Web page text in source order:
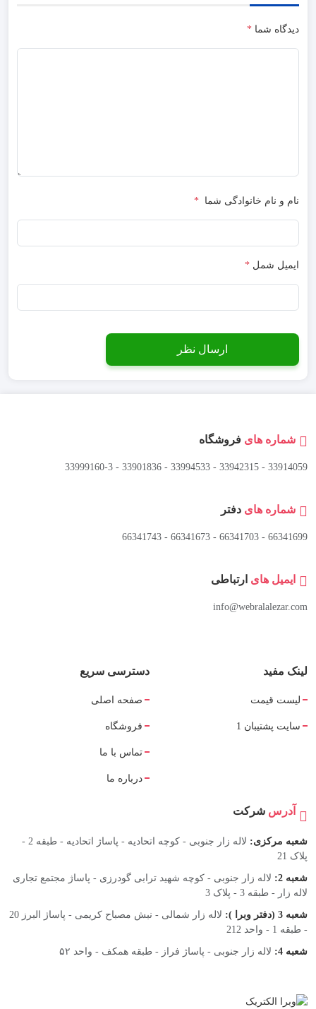
دیدگاه شما *
نام و نام خانوادگی شما *
ایمیل شمل *
شماره های فروشگاه
33914059 - 33942315 - 33994533 - 33901836 - 33999160-3 ​
شماره های دفتر
66341699 - 66341703 - 66341673 - 66341743
ایمیل های ارتباطی
info@webralalezar.com
لینک مفید
لیست قیمت
سایت پشتیبان 1
دسترسی سریع
صفحه اصلی
فروشگاه
تماس با ما
درباره ما
آدرس شرکت
شعبه مرکزی:
لاله زار جنوبی - کوچه اتحادیه - پاساژ اتحادیه - طبقه 2 -
پلاک 21
شعبه 2:
لاله زار جنوبی - کوچه شهید ترابی گودرزی - پاساژ مجتمع تجاری
لاله زار - طبقه 3 - پلاک 3
شعبه 3 (دفتر وبرا ):
لاله زار شمالی - نبش مصباح کریمی - پاساژ البرز 20
- طبقه 1 - واحد 212
شعبه 4: لاله زار جنوبی - پاساژ فراز - طبقه همکف - واحد ۵۲